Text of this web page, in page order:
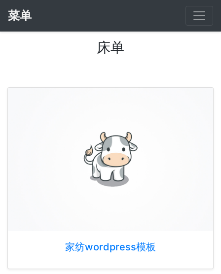
菜单
床单
家纺wordpress模板